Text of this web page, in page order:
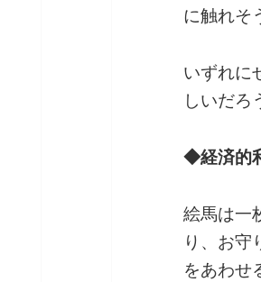
に触れそ
いずれに
しいだろ
◆経済的
絵馬は一
り、お守
をあわせ